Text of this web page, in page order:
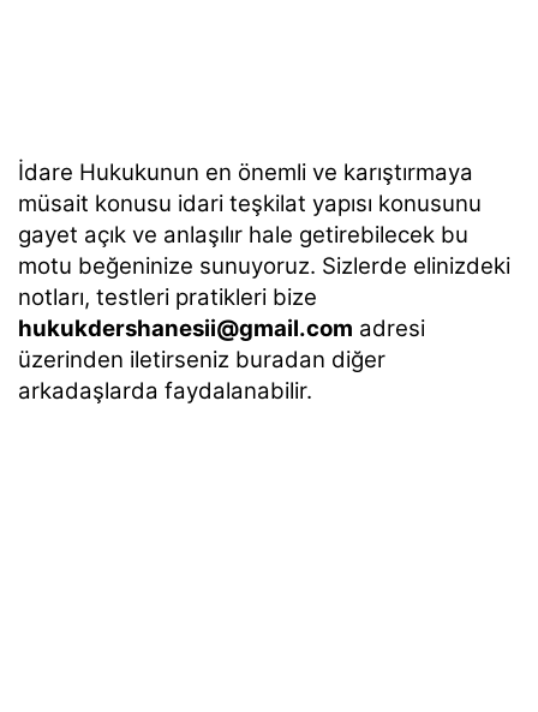
İdare Hukukunun en önemli ve karıştırmaya
müsait konusu idari teşkilat yapısı konusunu
gayet açık ve anlaşılır hale getirebilecek bu
motu beğeninize sunuyoruz. Sizlerde elinizdeki
notları, testleri pratikleri bize
hukukdershanesii@gmail.com adresi
üzerinden iletirseniz buradan diğer
arkadaşlarda faydalanabilir.